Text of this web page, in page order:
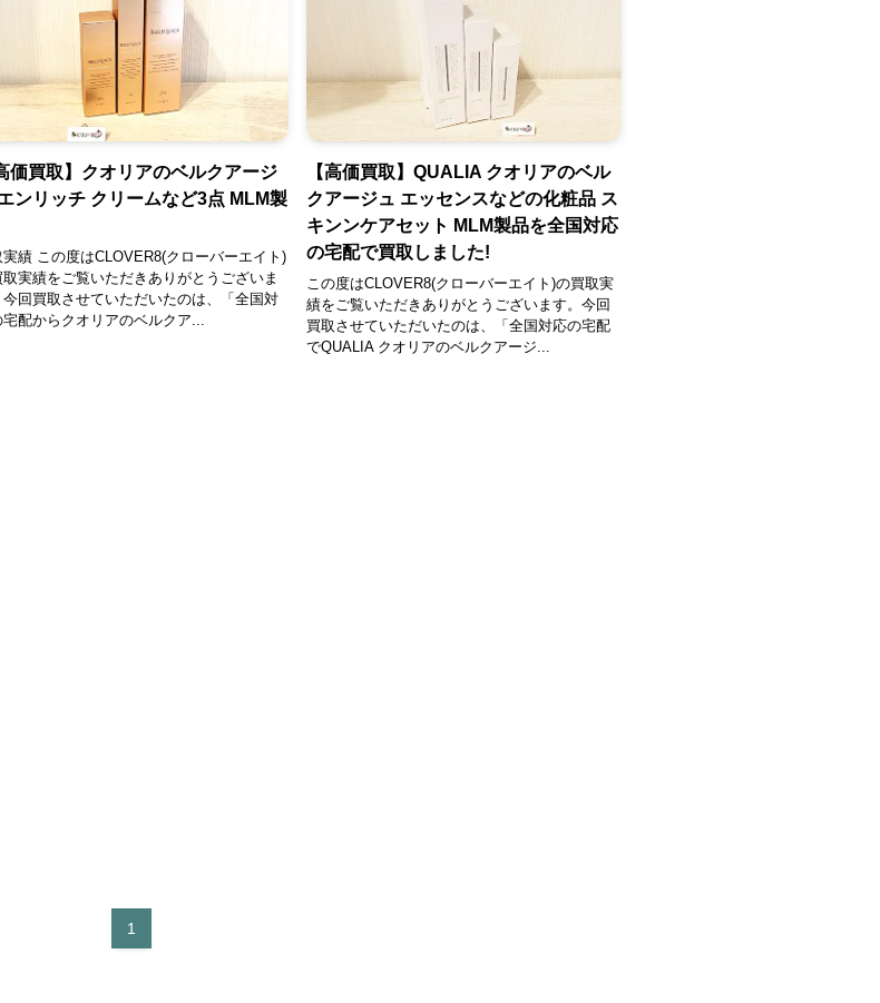
価買取】クオリアのベルクアージ
ンリッチ クリームなど3点 MLM製
実績 この度はCLOVER8(クローバーエイト)
取実績をご覧いただきありがとうございま
今回買取させていただいたのは、「全国対
宅配からクオリアのベルクア...
【高価買取】QUALIA クオリアのベル
クアージュ エッセンスなどの化粧品 ス
キンンケアセット MLM製品を全国対応
の宅配で買取しました!
この度はCLOVER8(クローバーエイト)の買取実
績をご覧いただきありがとうございます。今回
買取させていただいたのは、「全国対応の宅配
でQUALIA クオリアのベルクアージ...
1